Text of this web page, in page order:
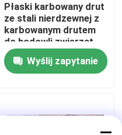
Płaski karbowany drut
ze stali nierdzewnej z
karbowanym drutem
do hodowli zwierząt
gospodarskich
Wyślij zapytanie